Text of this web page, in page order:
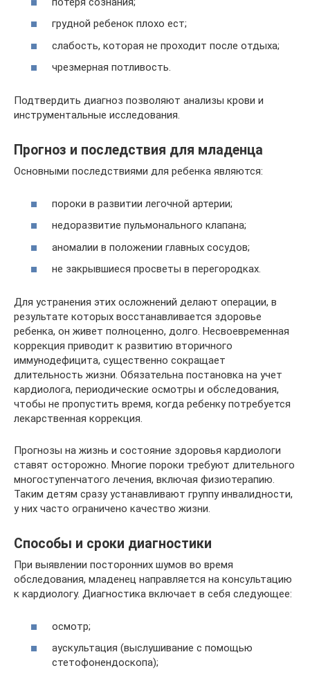
грудной ребенок плохо ест;
слабость, которая не проходит после отдыха;
чрезмерная потливость.
Подтвердить диагноз позволяют анализы крови и
инструментальные исследования.
Прогноз и последствия для младенца
Основными последствиями для ребенка являются:
пороки в развитии легочной артерии;
недоразвитие пульмонального клапана;
аномалии в положении главных сосудов;
не закрывшиеся просветы в перегородках.
Для устранения этих осложнений делают операции, в
результате которых восстанавливается здоровье
ребенка, он живет полноценно, долго. Несвоевременная
коррекция приводит к развитию вторичного
иммунодефицита, существенно сокращает
длительность жизни. Обязательна постановка на учет
кардиолога, периодические осмотры и обследования,
чтобы не пропустить время, когда ребенку потребуется
лекарственная коррекция.
Прогнозы на жизнь и состояние здоровья кардиологи
ставят осторожно. Многие пороки требуют длительного
многоступенчатого лечения, включая физиотерапию.
Таким детям сразу устанавливают группу инвалидности,
у них часто ограничено качество жизни.
Способы и сроки диагностики
При выявлении посторонних шумов во время
обследования, младенец направляется на консультацию
к кардиологу. Диагностика включает в себя следующее:
осмотр;
аускультация (выслушивание с помощью
стетофонендоскопа);